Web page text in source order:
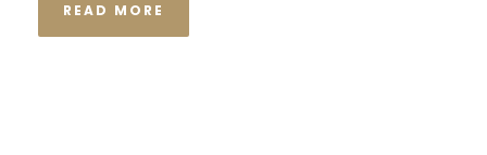
READ MORE